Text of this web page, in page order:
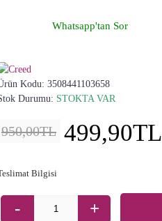
Whatsapp'tan Sor
Kodu: 3508441103658
Durumu: STOKTA VAR
950,00TL 499,90TL
Bilgisi
- +